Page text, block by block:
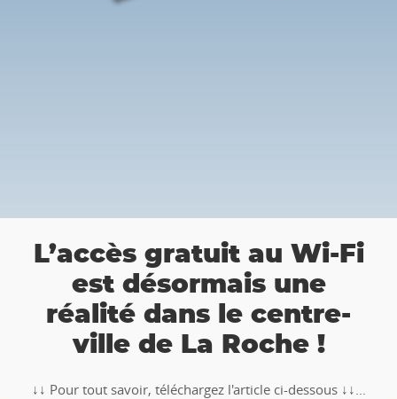
L’accès gratuit au Wi-Fi
est désormais une
réalité dans le centre-
ville de La Roche !
↓↓ Pour tout savoir, téléchargez l'article ci-dessous ↓↓...